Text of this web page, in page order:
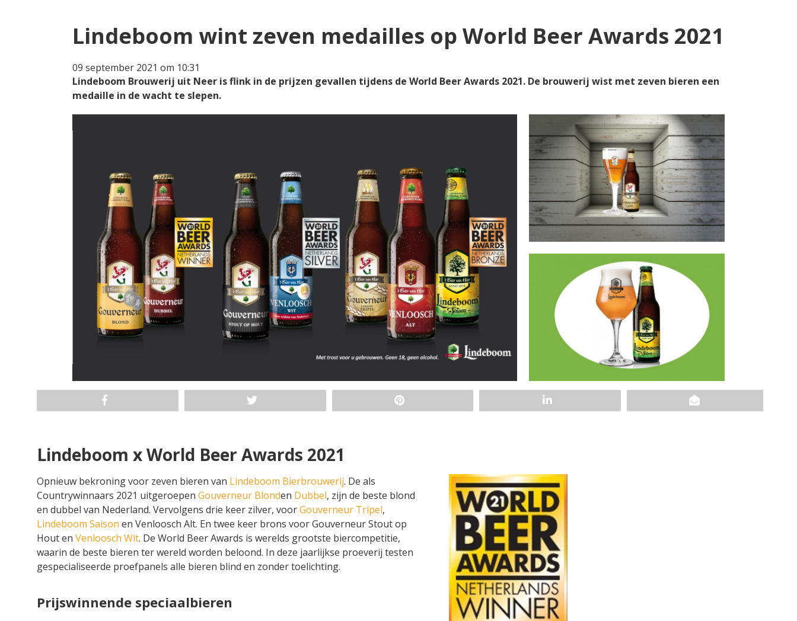
Lindeboom wint zeven medailles op World Beer Awards 2021
09 september 2021 om 10:31
Lindeboom Brouwerij uit Neer is flink in de prijzen gevallen tijdens de World Beer Awards 2021. De brouwerij wist met zeven bieren een
medaille in de wacht te slepen.
Lindeboom x World Beer Awards 2021
Opnieuw bekroning voor zeven bieren van Lindeboom Bierbrouwerij. De als
Countrywinnaars 2021 uitgeroepen Gouverneur Blonden Dubbel, zijn de beste blond
en dubbel van Nederland. Vervolgens drie keer zilver, voorGouverneur Tripel,
Lindeboom Saison en Venloosch Alt. En twee keer brons voor Gouverneur Stout op
Hout en Venloosch Wit. De World Beer Awards is werelds grootste biercompetitie,
waarin de beste bieren ter wereld worden beloond. In deze jaarlijkse proeverij testen
gespecialiseerde proefpanels alle bieren blind en zonder toelichting.
Prijswinnende speciaalbieren